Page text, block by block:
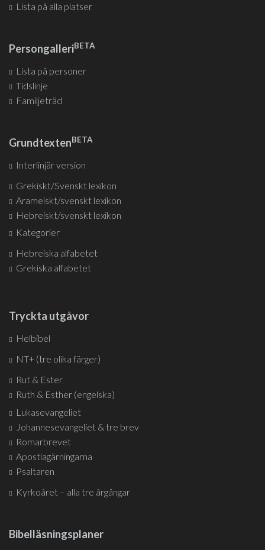
Lista på alla platser
PersongalleriBETA
Lista på personer
Tidslinje
Familjeträd
GrundtextenBETA
Interlinjär version
Grekiskt/Svenskt lexikon
Arameiskt/svenskt lexikon
Hebreiskt/svenskt lexikon
Kategorier
Hebreiska alfabetet
Grekiska alfabetet
Tryckta utgåvor
Helbibel
NT+ (tre olika färger)
Rut & Ester
Ruth & Esther (engelska)
Lukasevangeliet
Johannesevangeliet & tre brev
Romarbrevet
Apostlagärningarna
Psaltaren
Kyrkoåret – alla tre årgångar
Bibelläsningsplaner